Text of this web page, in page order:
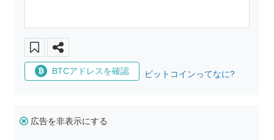
BTCアドレスを確認 ビットコインってなに?
広告を非表示にする